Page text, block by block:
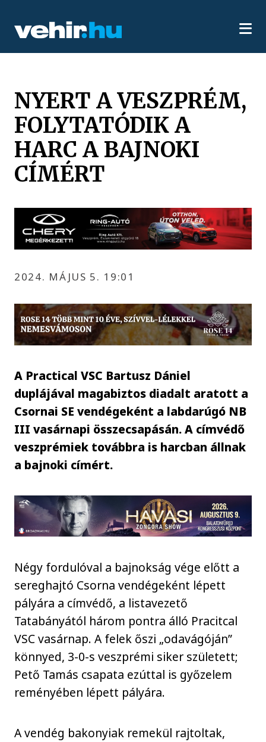
NYERT A VESZPRÉM,
FOLYTATÓDIK A
HARC A BAJNOKI
CÍMÉRT
2024. MÁJUS 5. 19:01
A Practical VSC Bartusz Dániel
duplájával magabiztos diadalt aratott a
Csornai SE vendégeként a labdarúgó NB
III vasárnapi összecsapásán. A címvédő
veszprémiek továbbra is harcban állnak
a bajnoki címért.
Négy fordulóval a bajnokság vége előtt a
sereghajtó Csorna vendégeként lépett
pályára a címvédő, a listavezető
Tatabányától három pontra álló Pracitcal
VSC vasárnap. A felek őszi „odavágóján”
könnyed, 3-0-s veszprémi siker született;
Pető Tamás csapata ezúttal is győzelem
reményében lépett pályára.
A vendég bakonyiak remekül rajtoltak,